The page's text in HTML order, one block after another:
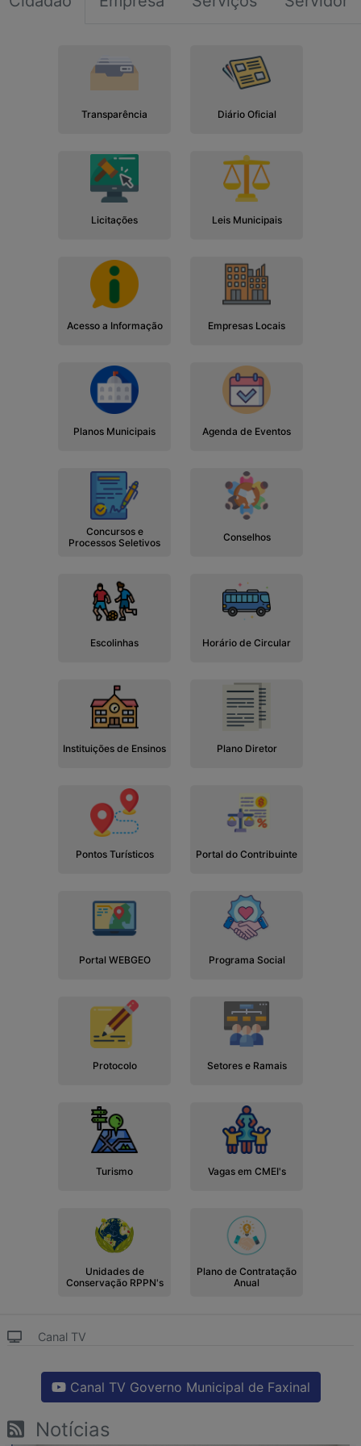
Transparência Diário Oficial
Licitações Leis Municipais
Acesso a Informação Empresas Locais
Planos Municipais Agenda de Eventos
Concursos e
Processos Seletivos
Conselhos
Escolinhas Horário de Circular
Instituições de Ensinos Plano Diretor
Pontos Turísticos Portal do Contribuinte
Portal WEBGEO Programa Social
Protocolo Setores e Ramais
Turismo Vagas em CMEI's
Unidades de
Conservação RPPN's
Plano de Contratação
Anual
Canal TV
Canal TV Governo Municipal de Faxinal
Notícias